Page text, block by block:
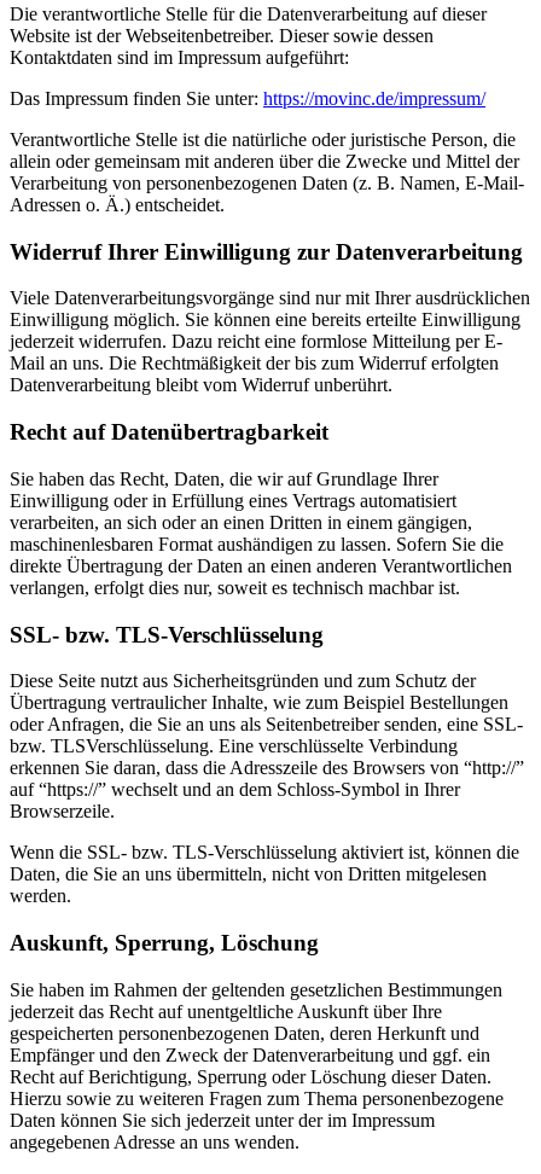
Die verantwortliche Stelle für die Datenverarbeitung auf dieser
Website ist der Webseitenbetreiber. Dieser sowie dessen
Kontaktdaten sind im Impressum aufgeführt:
Das Impressum finden Sie unter: https://movinc.de/impressum/
Verantwortliche Stelle ist die natürliche oder juristische Person, die
allein oder gemeinsam mit anderen über die Zwecke und Mittel der
Verarbeitung von personenbezogenen Daten (z. B. Namen, E-Mail-
Adressen o. Ä.) entscheidet.
Widerruf Ihrer Einwilligung zur Datenverarbeitung
Viele Datenverarbeitungsvorgänge sind nur mit Ihrer ausdrücklichen
Einwilligung möglich. Sie können eine bereits erteilte Einwilligung
jederzeit widerrufen. Dazu reicht eine formlose Mitteilung per E-
Mail an uns. Die Rechtmäßigkeit der bis zum Widerruf erfolgten
Datenverarbeitung bleibt vom Widerruf unberührt.
Recht auf Datenübertragbarkeit
Sie haben das Recht, Daten, die wir auf Grundlage Ihrer
Einwilligung oder in Erfüllung eines Vertrags automatisiert
verarbeiten, an sich oder an einen Dritten in einem gängigen,
maschinenlesbaren Format aushändigen zu lassen. Sofern Sie die
direkte Übertragung der Daten an einen anderen Verantwortlichen
verlangen, erfolgt dies nur, soweit es technisch machbar ist.
SSL- bzw. TLS-Verschlüsselung
Diese Seite nutzt aus Sicherheitsgründen und zum Schutz der
Übertragung vertraulicher Inhalte, wie zum Beispiel Bestellungen
oder Anfragen, die Sie an uns als Seitenbetreiber senden, eine SSL-
bzw. TLSVerschlüsselung. Eine verschlüsselte Verbindung
erkennen Sie daran, dass die Adresszeile des Browsers von “http://”
auf “https://” wechselt und an dem Schloss-Symbol in Ihrer
Browserzeile.
Wenn die SSL- bzw. TLS-Verschlüsselung aktiviert ist, können die
Daten, die Sie an uns übermitteln, nicht von Dritten mitgelesen
werden.
Auskunft, Sperrung, Löschung
Sie haben im Rahmen der geltenden gesetzlichen Bestimmungen
jederzeit das Recht auf unentgeltliche Auskunft über Ihre
gespeicherten personenbezogenen Daten, deren Herkunft und
Empfänger und den Zweck der Datenverarbeitung und ggf. ein
Recht auf Berichtigung, Sperrung oder Löschung dieser Daten.
Hierzu sowie zu weiteren Fragen zum Thema personenbezogene
Daten können Sie sich jederzeit unter der im Impressum
angegebenen Adresse an uns wenden.